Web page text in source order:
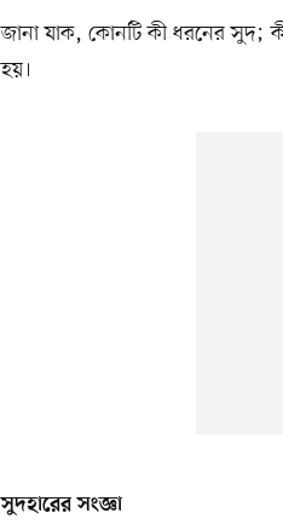
জানা যাক, কোনটি কী ধরনের সুদ;
হয়।
সুদহারের সংজ্ঞা